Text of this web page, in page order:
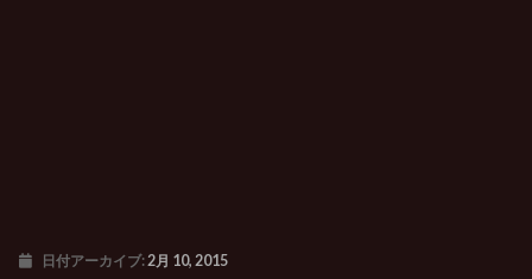
日付アーカイブ:2月 10, 2015